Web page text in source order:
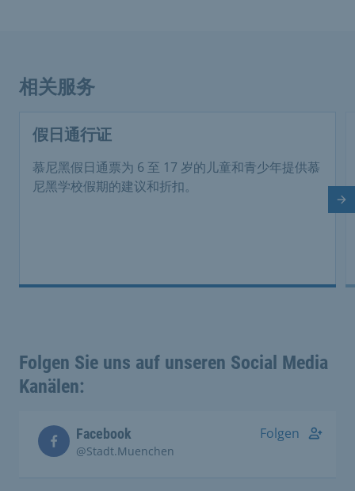
相关服务
假日通行证
慕尼黑假日通票为 6 至 17 岁的儿童和青少年提供慕
尼黑学校假期的建议和折扣。
Folgen Sie uns auf unseren Social Media
Kanälen:
Facebook
@Stadt.Muenchen
Folgen